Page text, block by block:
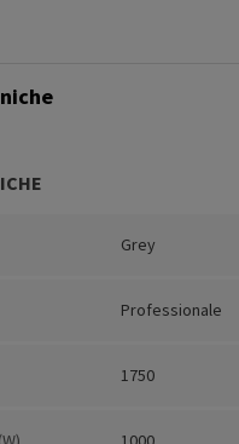
Grey
Professionale
1750